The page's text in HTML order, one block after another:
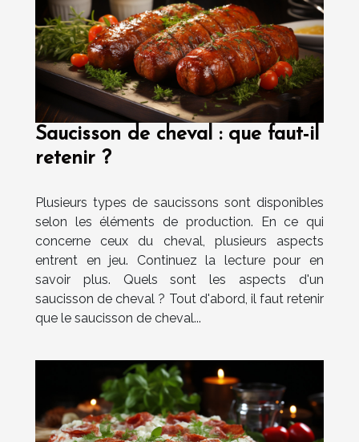
Saucisson de cheval : que faut-il
retenir ?
Plusieurs types de saucissons sont disponibles
selon les éléments de production. En ce qui
concerne ceux du cheval, plusieurs aspects
entrent en jeu. Continuez la lecture pour en
savoir plus. Quels sont les aspects d'un
saucisson de cheval ? Tout d'abord, il faut retenir
que le saucisson de cheval...